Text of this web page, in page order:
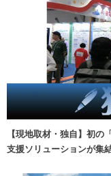
【現地取材・独自】初
支援ソリューションが集